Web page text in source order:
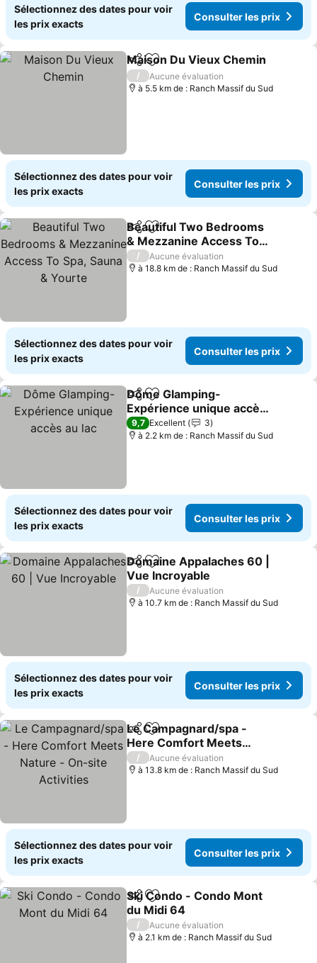
Sélectionnez des dates pour voir
les prix exacts
Consulter les prix
PartagerAjouter à mes favoris
Maison Du Vieux Chemin
/
Aucune évaluation
à 5.5 km de : Ranch Massif du Sud
Sélectionnez des dates pour voir
les prix exacts
Consulter les prix
PartagerAjouter à mes favoris
Beautiful Two Bedrooms
& Mezzanine Access To
Spa, Sauna & Yourte
Consulter les prix
/
Aucune évaluation
à 18.8 km de : Ranch Massif du Sud
Sélectionnez des dates pour voir
les prix exacts
Consulter les prix
PartagerAjouter à mes favoris
Dôme Glamping-
Expérience unique accès
au lac
Consulter les prix
9,7 Excellent
3
à 2.2 km de : Ranch Massif du Sud
Sélectionnez des dates pour voir
les prix exacts
Consulter les prix
PartagerAjouter à mes favoris
Domaine Appalaches 60 |
Vue Incroyable
Consulter les prix
/
Aucune évaluation
à 10.7 km de : Ranch Massif du Sud
Sélectionnez des dates pour voir
les prix exacts
Consulter les prix
PartagerAjouter à mes favoris
Le Campagnard/spa -
Here Comfort Meets
Nature - On-site
Activities
Consulter les prix
/
Aucune évaluation
à 13.8 km de : Ranch Massif du Sud
Sélectionnez des dates pour voir
les prix exacts
Consulter les prix
PartagerAjouter à mes favoris
Ski Condo - Condo Mont
du Midi 64
Consulter les prix
/
Aucune évaluation
à 2.1 km de : Ranch Massif du Sud